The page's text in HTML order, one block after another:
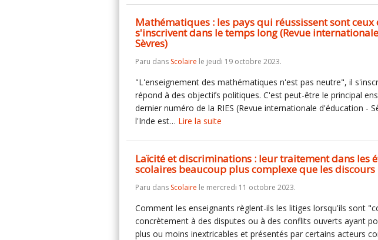
Mathématiques : les pays qui réussissent sont ceux
s'inscrivent dans le temps long (Revue
Sèvres)
Paru dans Scolaire le jeudi 19 octobre 2023.
"L'enseignement des mathématiques n'est pas neutre", il
répond à des objectifs politiques. C'est peut-être le principal
dernier numéro de la RIES (Revue internationale d'éducation -
l'Inde est… Lire la suite
Laïcité et discriminations : leur traitement dans les
scolaires beaucoup plus complexe que les
Paru dans Scolaire le mercredi 11 octobre 2023.
Comment les enseignants règlent-ils les litiges lorsqu'ils sont
concrètement à des disputes ou à des conflits ouverts ayant
plus ou moins inextricables et présentés par certains acteurs